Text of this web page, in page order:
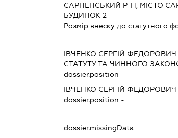
САРНЕНСЬКИЙ Р-Н, МІСТО
БУДИНОК 2
Розмір внеску до статутного
ІВЧЕНКО СЕРГІЙ ФЕДОРОВИЧ
СТАТУТУ ТА ЧИННОГО
dossier.position -
ІВЧЕНКО СЕРГІЙ ФЕДОРОВИЧ
dossier.position -
dossier.missingData